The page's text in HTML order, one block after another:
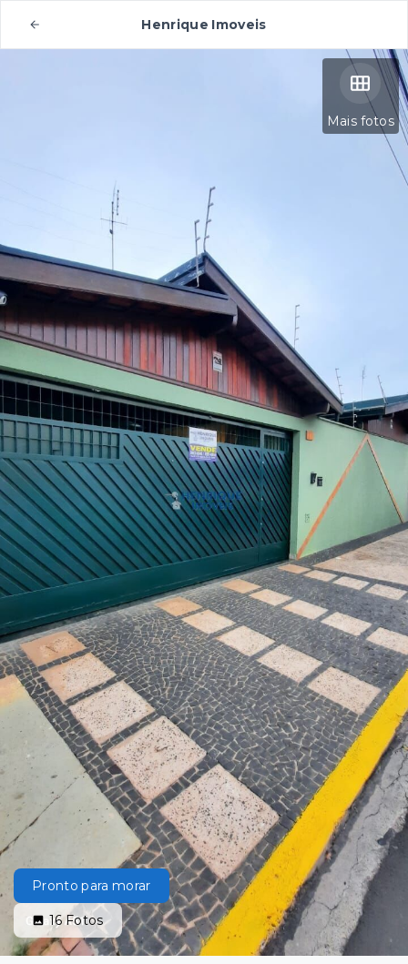
Henrique Imoveis
Mais fotos
Pronto para morar
16Fotos